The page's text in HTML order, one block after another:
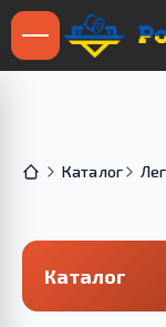
Каталог
Каталог